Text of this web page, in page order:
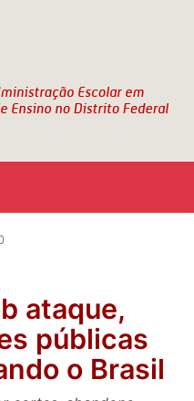
ataque,
públicas
o Brasil